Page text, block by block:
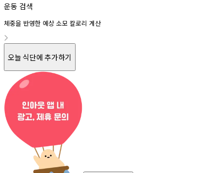
운동 검색
체중을 반영한 예상 소모 칼로리 계산
오늘 식단에 추가하기